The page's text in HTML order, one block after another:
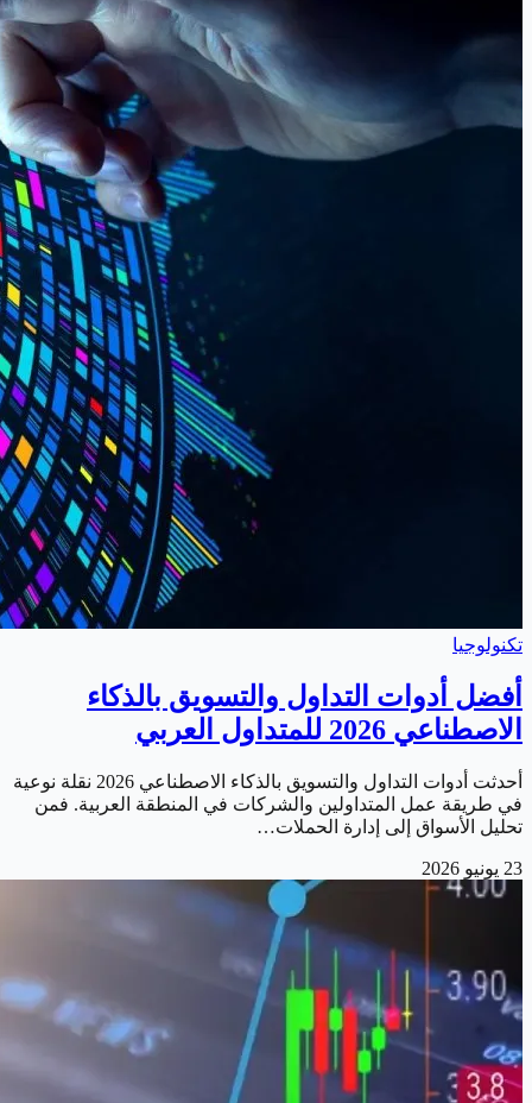
تكنولوجيا
أفضل أدوات التداول والتسويق بالذكاء
الاصطناعي 2026 للمتداول العربي
أحدثت أدوات التداول والتسويق بالذكاء الاصطناعي 2026 نقلة نوعية
في طريقة عمل المتداولين والشركات في المنطقة العربية. فمن
تحليل الأسواق إلى إدارة الحملات…
23 يونيو 2026